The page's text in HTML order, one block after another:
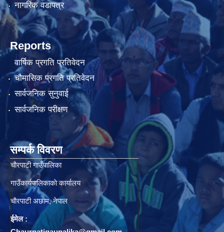
नागरिक वडापत्र
Reports
वार्षिक प्रगति प्रतिवेदन
चौमासिक प्रगति प्रतिवेदन
सार्वजनिक सुनुवाई
सार्वजनिक परीक्षण
सम्पर्क विवरण
चाैरपाटी गाउँपालिका
गाउँकार्यपालिकाकाे कार्यालय
चाैरपाटी अछाम, नेपाल
ईमेल :